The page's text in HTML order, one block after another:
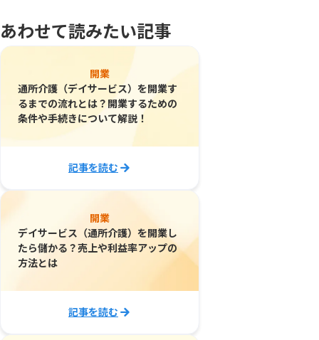
あわせて読みたい記事
開業
通所介護（デイサービス）を開業す
るまでの流れとは？開業するための
条件や手続きについて解説！
記事を読む
開業
デイサービス（通所介護）を開業し
たら儲かる？売上や利益率アップの
方法とは
記事を読む